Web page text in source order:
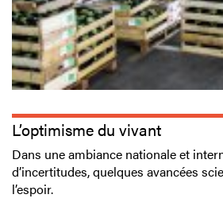
L’optimisme du vivant
Dans une ambiance nationale et
d’incertitudes, quelques avancées
l’espoir.